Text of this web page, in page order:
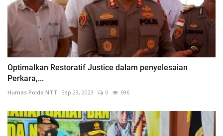
Optimalkan Restoratif Justice dalam penyelesaian
Perkara,...
Humas Polda NTT Sep 29, 2023 0 696